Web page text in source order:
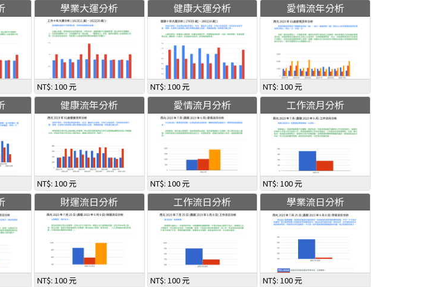
學業大運分析
NT$: 100 元
健康大運分析
NT$: 100 元
愛情流年分析
NT$: 100 元
健康流年分析
NT$: 100 元
愛情流月分析
NT$: 100 元
工作流月分析
NT$: 100 元
財運流日分析
NT$: 100 元
工作流日分析
NT$: 100 元
學業流日分析
NT$: 100 元